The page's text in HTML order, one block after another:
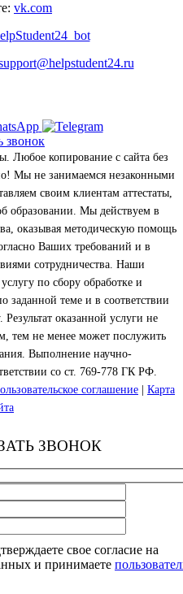
vk.com
звонок
Любое копирование с сайта без
Мы не занимаемся незаконными
своим клиентам аттестаты,
образовании. Мы действуем в
оказывая методическую помощь
Ваших требований и в
сотрудничества. Наши
по сбору обработке и
теме и в соответствии
оказанной услуги не
тем не менее может послужить
Выполнение научно-
со ст. 769-778 ГК РФ.
соглашение | Карта
ЗВОНОК
свое согласие на
и принимаете